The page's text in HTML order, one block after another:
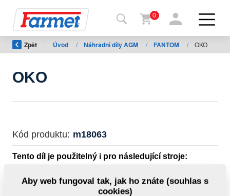
Zpět
na
shop
Moje
stroje
stažení
0
Zpět Úvod / Náhradní díly AGM / FANTOM / OKO
OKO
Kód produktu: m18063
Tento díl je použitelný i pro následující stroje:
Aby web fungoval tak, jak ho znáte (souhlas s
cookies)